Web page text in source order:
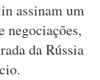
assinam um
negociações,
da Rússia